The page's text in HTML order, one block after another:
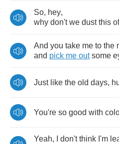
So, hey,
why don't we dust this
And you take me to the
and pick me out some
Just like the old days,
You're so good with
Yeah, don't think I'm